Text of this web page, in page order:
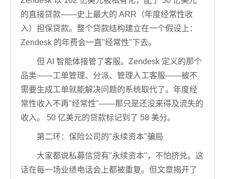
的直接贷款——史上最大的 ARR（年度经常性收
入）担保贷款。整个贷款结构建立在一个假设上：
Zendesk 的年费会一直"经常性"下去。
但 AI 智能体接管了客服。Zendesk 定义的那个
品类——工单管理、分派、管理人工客服——被不
需要生成工单就能解决问题的系统取代了。年度经
常性收入不再"经常性"——那只是还没来得及流失的
收入。 50 亿美元的贷款标记到了 58 美分。
第二环：保险公司的"永续资本"骗局
大家都说私募信贷有"永续资本"，不怕挤兑。这
话在每一场业绩电话会上都被重复。但文章揭开了